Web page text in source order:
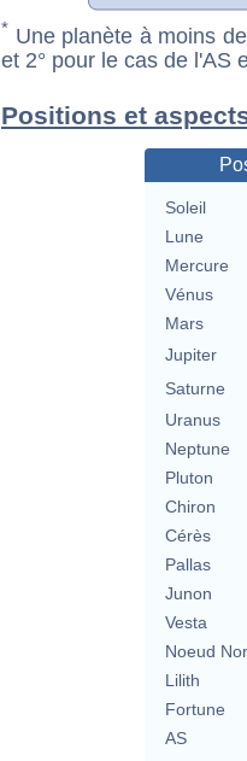
* Une planète à moins
et 2° pour le cas de l'AS
Positions et
Soleil
Lune
Mercure
Vénus
Mars
Jupiter
Saturne
Uranus
Neptune
Pluton
Chiron
Cérès
Pallas
Junon
Vesta
Noeud
Lilith
Fortune
AS